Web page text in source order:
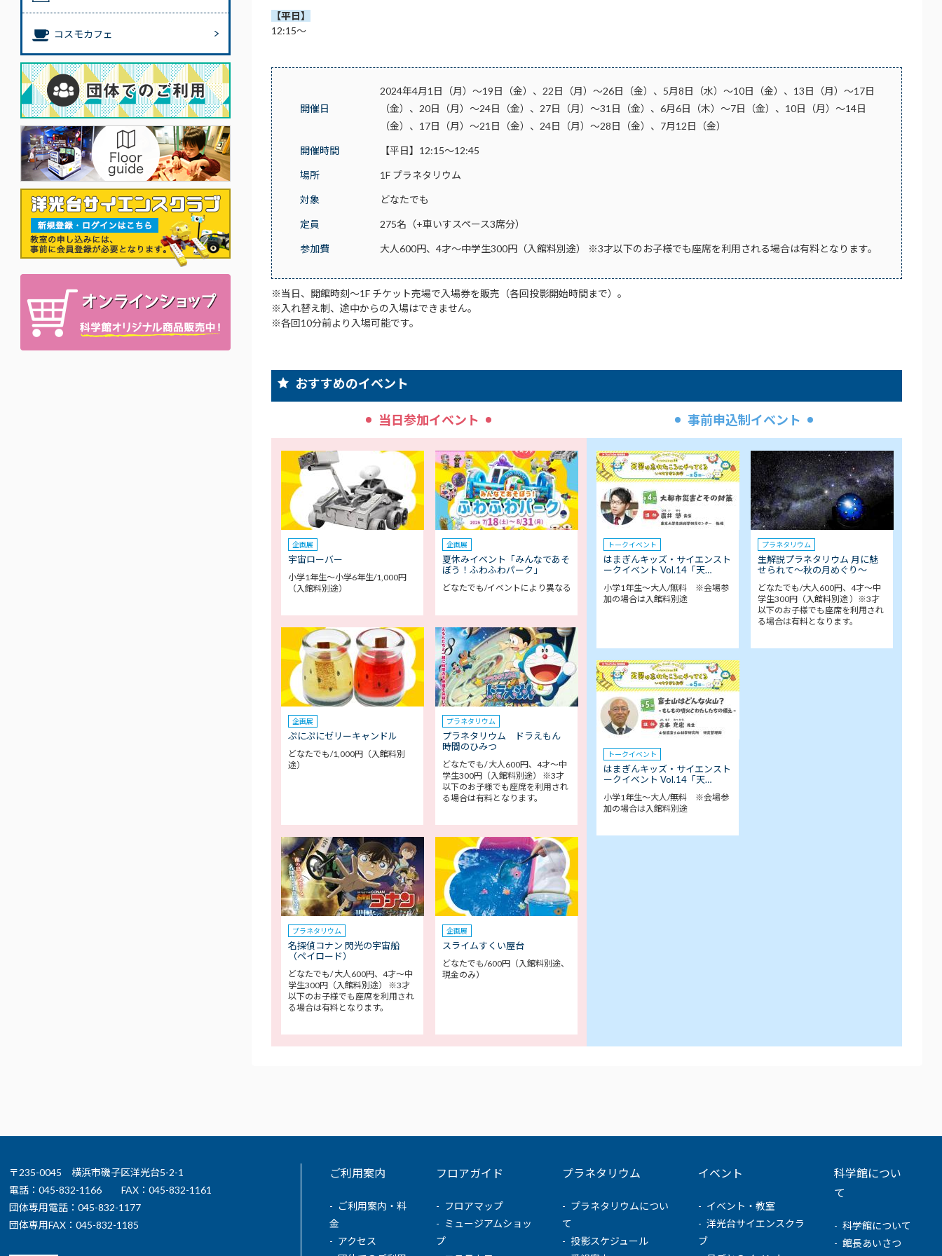
コスモカフェ
【平日】
12:15～
開催日
2024年4月1日（月）～19日（金）、22日（月）～26日（金）、5月8日（水）～10日（金）、13日（月）～17日
（金）、20日（月）～24日（金）、27日（月）～31日（金）、6月6日（木）～7日（金）、10日（月）～14日
（金）、17日（月）～21日（金）、24日（月）～28日（金）、7月12日（金）
開催時間 【平日】12:15～12:45
場所 1F プラネタリウム
対象 どなたでも
定員 275名（+車いすスペース3席分）
参加費 大人600円、4才～中学生300円（入館料別途） ※3才以下のお子様でも座席を利用される場合は有料となります。
※当日、開館時刻～1F チケット売場で入場券を販売（各回投影開始時間まで）。
※入れ替え制、途中からの入場はできません。
※各回10分前より入場可能です。
おすすめのイベント
当日参加イベント
企画展
宇宙ローバー
小学1年生～小学6年生/1,000円
（入館料別途）
企画展
夏休みイベント「みんなであそ
ぼう！ふわふわパーク」
どなたでも/イベントにより異なる
企画展
ぷにぷにゼリーキャンドル
どなたでも/1,000円（入館料別
途）
プラネタリウム
プラネタリウム ドラえもん
時間のひみつ
どなたでも/ 大人600円、4才～中
学生300円（入館料別途） ※3才
以下のお子様でも座席を利用され
る場合は有料となります。
プラネタリウム
名探偵コナン 閃光の宇宙船
（ペイロード）
どなたでも/ 大人600円、4才～中
学生300円（入館料別途） ※3才
以下のお子様でも座席を利用され
る場合は有料となります。
企画展
スライムすくい屋台
どなたでも/600円（入館料別途、
現金のみ）
事前申込制イベント
トークイベント
はまぎんキッズ・サイエンスト
ークイベント Vol.14「天…
小学1年生～大人/無料 ※会場参
加の場合は入館料別途
プラネタリウム
生解説プラネタリウム 月に魅
せられて～秋の月めぐり～
どなたでも/大人600円、4才～中
学生300円（入館料別途 ）※3才
以下のお子様でも座席を利用され
る場合は有料となります。
トークイベント
はまぎんキッズ・サイエンスト
ークイベント Vol.14「天…
小学1年生～大人/無料 ※会場参
加の場合は入館料別途
〒235-0045 横浜市磯子区洋光台5-2-1
電話：045-832-1166
FAX：045-832-1161
団体専用電話：045-832-1177
団体専用FAX：045-832-1185
ご利用案内
ご利用案内・料
金
アクセス
フロアガイド
フロアマップ
ミュージアムショッ
プ
プラネタリウム
プラネタリウムについ
て
投影スケジュール
イベント
イベント・教室
洋光台サイエンスクラ
ブ
科学館につい
て
科学館について
館長あいさつ